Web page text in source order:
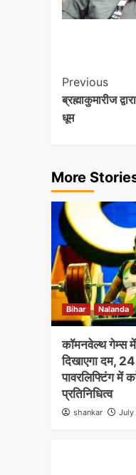
Post
Previous
ब्रह्माकुमारीज
धूम
More
Bihar Nalanda
कॉमनवेल्थ गेम्स
दिखाएगा दम,
पावरलिफ्टिंग में
प्रतिनिधित्व
shankar July